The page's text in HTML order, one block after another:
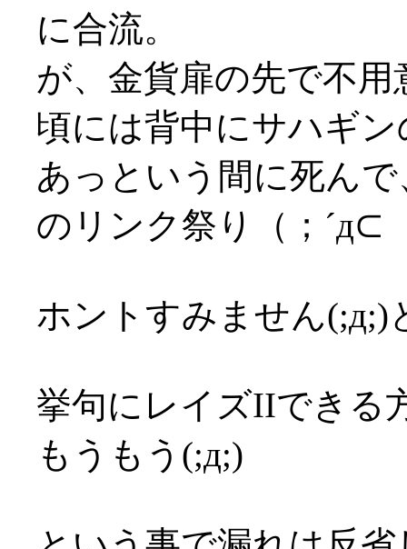
に合流。
が、金貨扉の先で不
頃には背中にサハギ
あっという間に死ん
のリンク祭り（；´д⊂
ホントすみません(;д;)
挙句にレイズIIできる
もうもう(;д;)